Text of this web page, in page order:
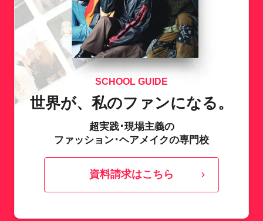
SCHOOL GUIDE
世界が、私のファンになる。
超実践･現場主義の
ファッション･ヘアメイクの専門校
資料請求はこちら